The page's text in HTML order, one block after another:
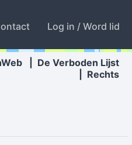
Log in / Word lid
De Verboden Lijst
Rechts